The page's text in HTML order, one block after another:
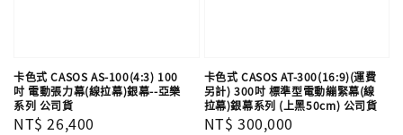
卡色式 CASOS AS-100(4:3) 100
吋 電動張力幕(線拉幕)銀幕--亞樂
系列 公司貨
Regular
NT$ 26,400
卡色式 CASOS AT-300(16:9)(運費
另計) 300吋 標準型電動繃緊幕(線
拉幕)銀幕系列 (上黑50cm) 公司貨
Regular
NT$ 300,000